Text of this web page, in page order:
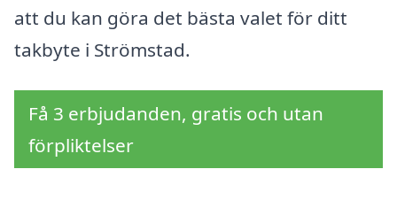
att du kan göra det bästa valet för ditt
takbyte i Strömstad.
Få 3 erbjudanden, gratis och utan
förpliktelser